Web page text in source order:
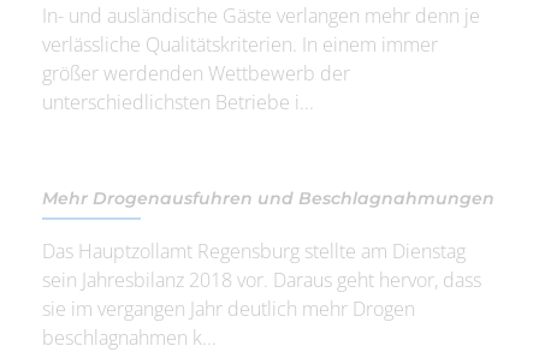
In- und ausländische Gäste verlangen mehr denn je
verlässliche Qualitätskriterien. In einem immer
größer werdenden Wettbewerb der
unterschiedlichsten Betriebe i...
Mehr Drogenausfuhren und Beschlagnahmungen
Das Hauptzollamt Regensburg stellte am Dienstag
sein Jahresbilanz 2018 vor. Daraus geht hervor, dass
sie im vergangen Jahr deutlich mehr Drogen
beschlagnahmen k...